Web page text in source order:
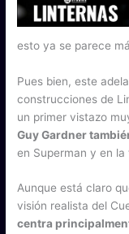
esto ya se parece
Pues bien, este
construcciones de
un primer vistazo
Guy Gardner
en Superman y en
Aunque está claro
visión realista del
centra